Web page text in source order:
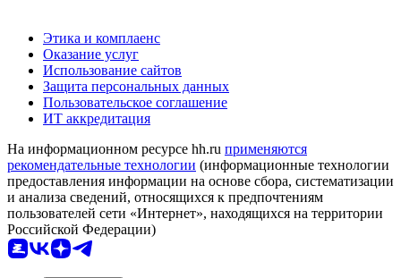
Этика и комплаенс
Оказание услуг
Использование сайтов
Защита персональных данных
Пользовательское соглашение
ИТ аккредитация
На информационном ресурсе hh.ru применяются
рекомендательные технологии (информационные технологии
предоставления информации на основе сбора, систематизации
и анализа сведений, относящихся к предпочтениям
пользователей сети «Интернет», находящихся на территории
Российской Федерации)